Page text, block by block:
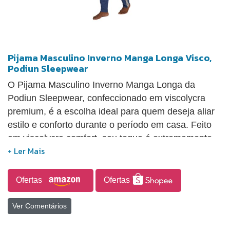
Pijama Masculino Inverno Manga Longa Visco,
Podiun Sleepwear
O Pijama Masculino Inverno Manga Longa da
Podiun Sleepwear, confeccionado em viscolycra
premium, é a escolha ideal para quem deseja aliar
estilo e conforto durante o período em casa. Feito
em viscolycra comfort, seu toque é extremamente
macio, contando com um detalhe termocolante no
anatômica, proporciona excelente caimento e
conforto, tornando-se uma opção elegante e versátil
para momentos de relaxamento.
Ofertas Ofertas
Ver Comentários